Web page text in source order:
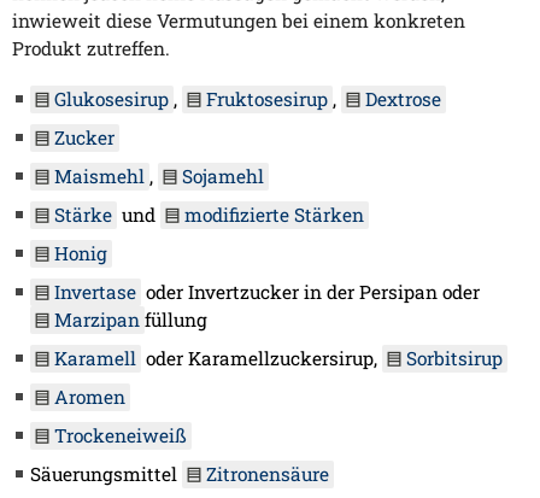
inwieweit diese Vermutungen bei einem konkreten
Produkt zutreffen.
Glukosesirup , Fruktosesirup ,
Dextrose
Zucker
Maismehl ,
Sojamehl
Stärke und
modifizierte Stärken
Honig
Invertase oder Invertzucker in der Persipan oder
Marzipan füllung
Karamell oder Karamellzuckersirup,
Sorbitsirup
Aromen
Trockeneiweiß
Säuerungsmittel
Zitronensäure